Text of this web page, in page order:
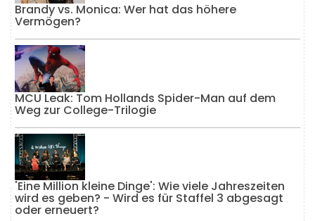
Brandy vs. Monica: Wer hat das höhere
Vermögen?
MCU Leak: Tom Hollands Spider-Man auf dem
Weg zur College-Trilogie
'Eine Million kleine Dinge': Wie viele Jahreszeiten
wird es geben? - Wird es für Staffel 3 abgesagt
oder erneuert?